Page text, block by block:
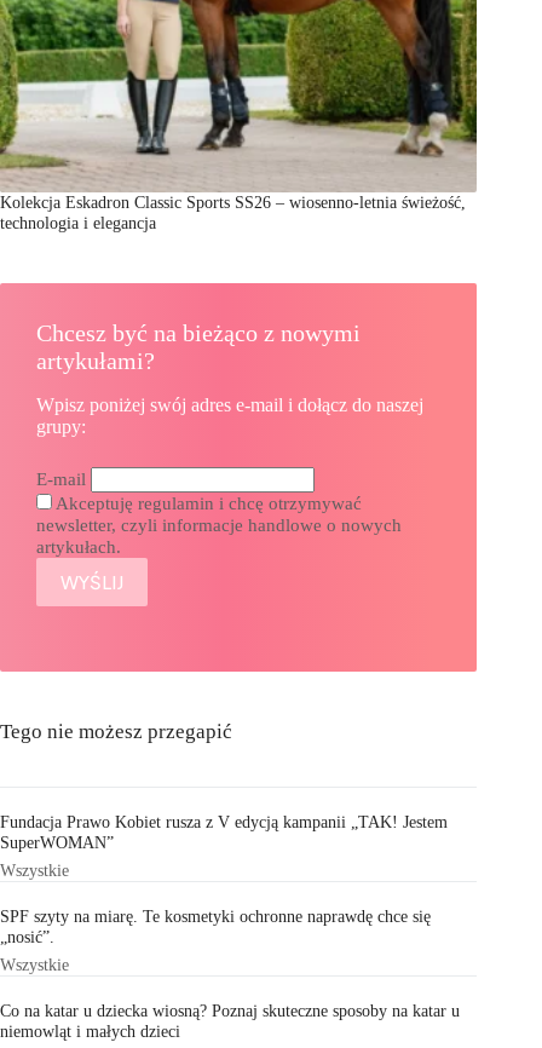
Kolekcja Eskadron Classic Sports SS26 – wiosenno-letnia świeżość,
technologia i elegancja
Chcesz być na bieżąco z nowymi
artykułami?
Wpisz poniżej swój adres e-mail i dołącz do naszej
grupy:
E-mail
Akceptuję regulamin i chcę otrzymywać
newsletter, czyli informacje handlowe o nowych
artykułach.
Tego nie możesz przegapić
Fundacja Prawo Kobiet rusza z V edycją kampanii „TAK! Jestem
SuperWOMAN”
Wszystkie
SPF szyty na miarę. Te kosmetyki ochronne naprawdę chce się
„nosić”.
Wszystkie
Co na katar u dziecka wiosną? Poznaj skuteczne sposoby na katar u
niemowląt i małych dzieci